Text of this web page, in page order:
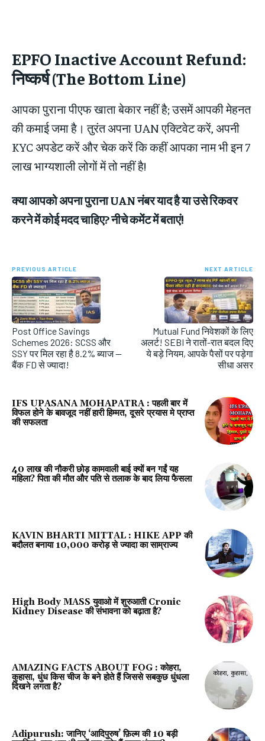
EPFO Inactive Account Refund:
निष्कर्ष (The Bottom Line)
आपका पुराना पीएफ खाता बेकार नहीं है; उसमें आपकी मेहनत
की कमाई जमा है। तुरंत अपना UAN एक्टिवेट करें, अपनी
KYC अपडेट करें और चेक करें कि कहीं आपका नाम भी इन 7
लाख भाग्यशाली लोगों में तो नहीं है!
क्या आपको अपना पुराना UAN नंबर याद है या उसे रिकवर
करने में कोई मदद चाहिए? नीचे कमेंट में बताएं!
PREVIOUS ARTICLE
Post Office Savings
Schemes 2026: SCSS और
SSY पर मिल रहा है 8.2% ब्याज —
बैंक FD से ज्यादा!
NEXT ARTICLE
Mutual Fund निवेशकों के लिए
अलर्ट! SEBI ने रातों-रात बदल दिए
ये बड़े नियम, आपके पैसों पर पड़ेगा
सीधा असर
IFS UPASANA MOHAPATRA : पहली बार में
विफल होने के बावजूद नहीं हारी हिम्मत, दूसरे प्रयास मे प्राप्त
की सफलता
40 लाख की नौकरी छोड़ कामवाली बाई क्यों बन गईं यह
महिला? पिता की मौत और पति से तलाक के बाद लिया फैसला
KAVIN BHARTI MITTAL : HIKE APP की
बदौलत बनाया 10,000 करोड़ से ज्यादा का साम्राज्य
High Body MASS युवाओ में शुरुआती Cronic
Kidney Disease की संभावना को बढ़ाता है?
AMAZING FACTS ABOUT FOG : कोहरा,
कुहासा, धुंध किस चीज के बने होते हैं जिससे सबकुछ धुंधला
दिखने लगता है?
Adipurush: जानिए ‘आदिपुरुष’ फ़िल्म की 10 बड़ी